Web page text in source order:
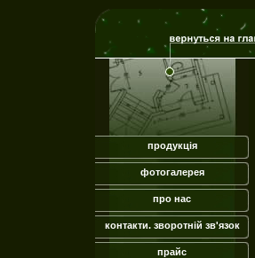
продукція
фотогалерея
про нас
контакти. зворотній зв'язок
прайс